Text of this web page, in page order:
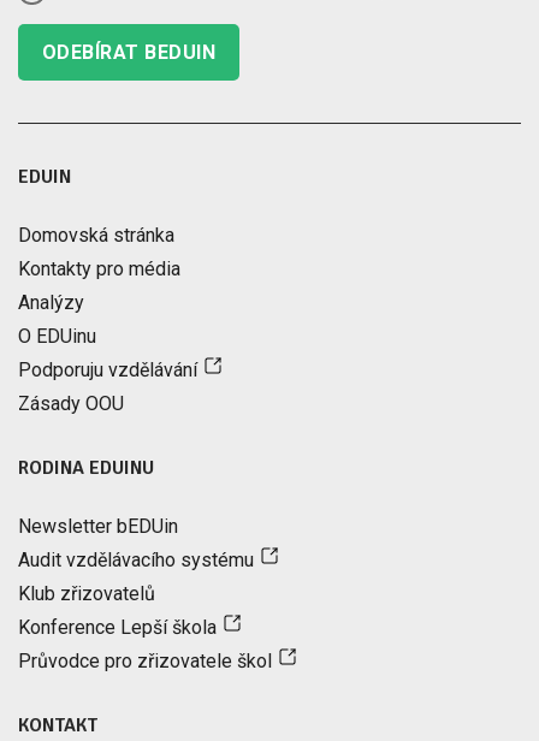
ODEBÍRAT BEDUIN
EDUIN
Domovská stránka
Kontakty pro média
Analýzy
O EDUinu
Podporuju vzdělávání
Zásady OOU
RODINA EDUINU
Newsletter bEDUin
Audit vzdělávacího systému
Klub zřizovatelů
Konference Lepší škola
Průvodce pro zřizovatele škol
KONTAKT